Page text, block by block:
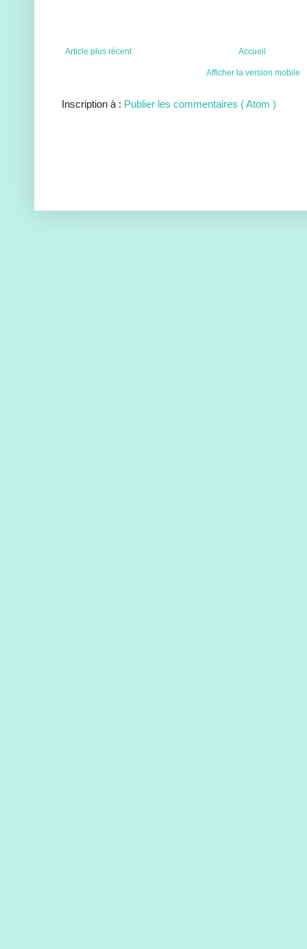
Article plus récent Accueil
Afficher la version mobile
Inscription à : Publier les commentaires ( Atom )